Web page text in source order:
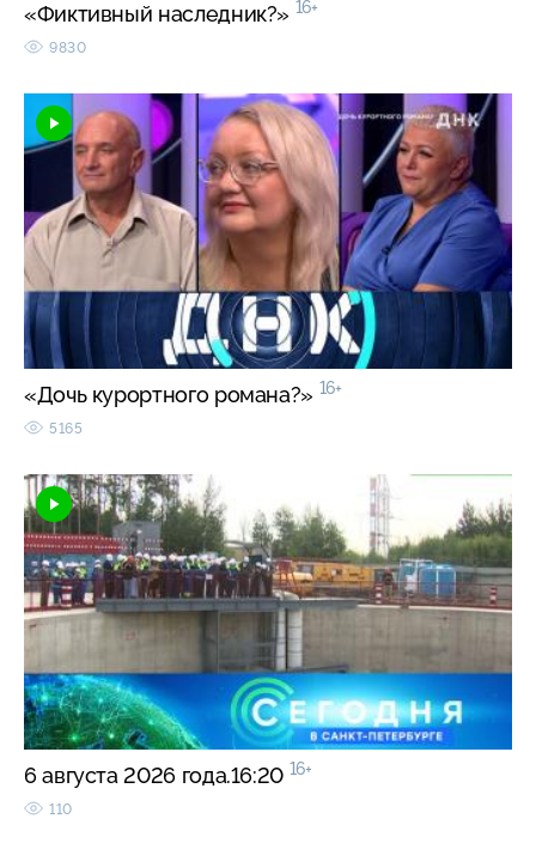
«Фиктивный наследник?» 16+
9830
«Дочь курортного романа?» 16+
5165
6 августа 2026 года.16:20 16+
110